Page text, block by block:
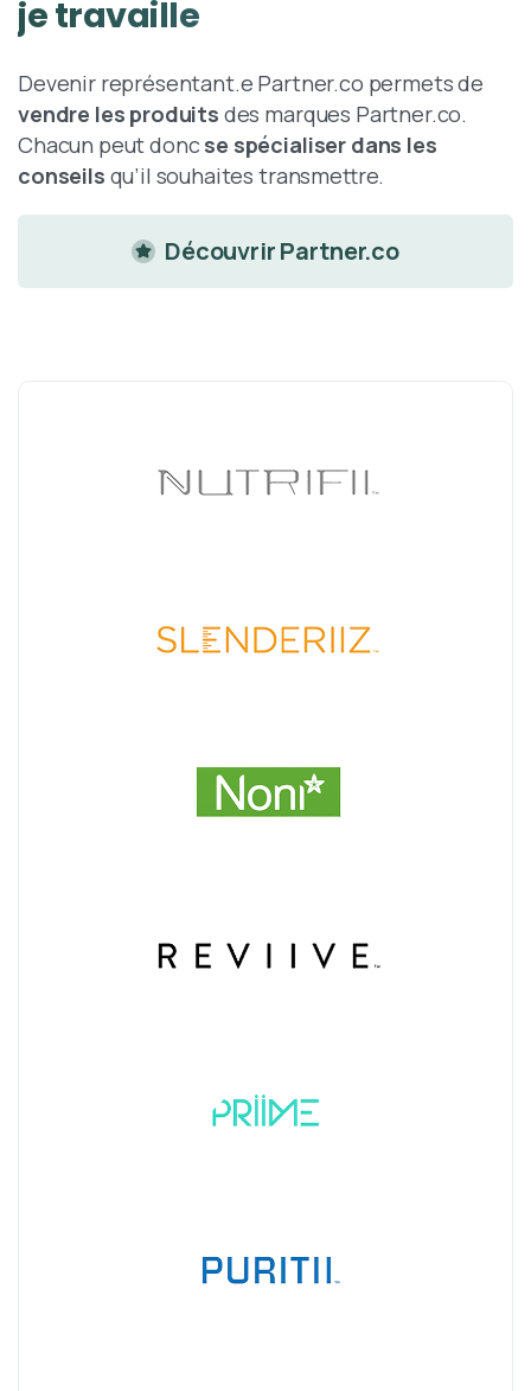
jetravaille
Devenir représentant.e Partner.co permets de
vendre les produits des marques Partner.co.
Chacun peut doncse spécialiser dans les
conseils qu’il souhaites transmettre.
Découvrir Partner.co